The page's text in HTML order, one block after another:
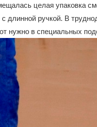
целая упаковка
длинной ручкой. В
нужно в специальных